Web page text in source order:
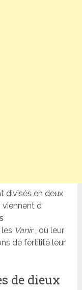
divisés en deux
d’
Vanir, où leur
de fertilité leur
de dieux